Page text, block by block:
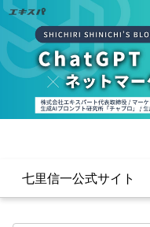
七里信一公式サイト